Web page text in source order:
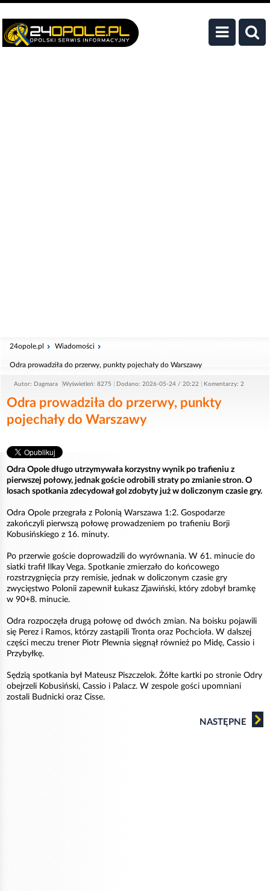
24opole.pl Wiadomości
Odra prowadziła do przerwy, punkty pojechały do Warszawy
Autor: Dagmara Wyświetleń: 8275 Dodano: 2026-05-24 / 20:22 Komentarzy: 2
Odra prowadziła do przerwy, punkty
pojechały do Warszawy
Odra Opole długo utrzymywała korzystny wynik po trafieniu z
pierwszej połowy, jednak goście odrobili straty po zmianie stron. O
losach spotkania zdecydował gol zdobyty już w doliczonym czasie gry.
Odra Opole przegrała z Polonią Warszawa 1:2. Gospodarze
zakończyli pierwszą połowę prowadzeniem po trafieniu Borji
Kobusińskiego z 16. minuty.
Po przerwie goście doprowadzili do wyrównania. W 61. minucie do
siatki trafił Ilkay Vega. Spotkanie zmierzało do końcowego
rozstrzygnięcia przy remisie, jednak w doliczonym czasie gry
zwycięstwo Polonii zapewnił Łukasz Zjawiński, który zdobył bramkę
w 90+8. minucie.
Odra rozpoczęła drugą połowę od dwóch zmian. Na boisku pojawili
się Perez i Ramos, którzy zastąpili Tronta oraz Pochcioła. W dalszej
części meczu trener Piotr Plewnia sięgnął również po Midę, Cassio i
Przybyłkę.
Sędzią spotkania był Mateusz Piszczelok. Żółte kartki po stronie Odry
obejrzeli Kobusiński, Cassio i Palacz. W zespole gości upomniani
zostali Budnicki oraz Cisse.
NASTĘPNE